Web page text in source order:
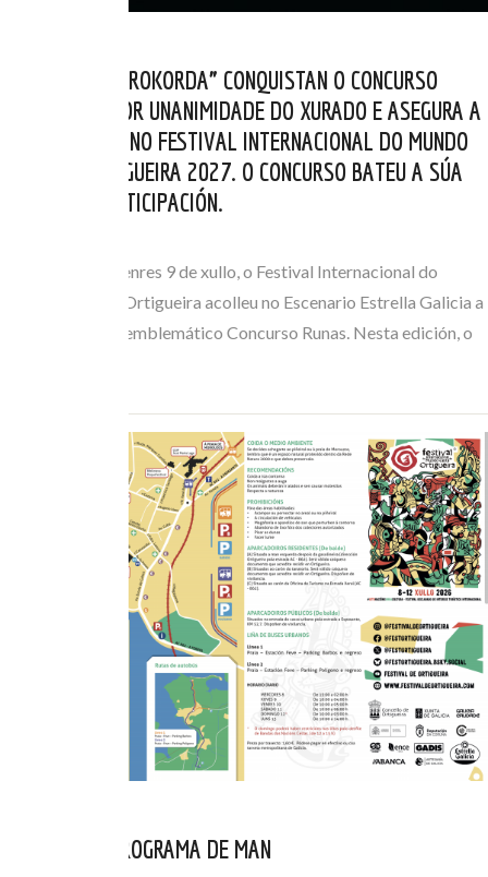
OS BELGAS “AÉROKORDA” CONQUISTAN O CONCURSO
RUNAS 2026 POR UNANIMIDADE DO XURADO E ASEGURA A
SÚA PRESENZA NO FESTIVAL INTERNACIONAL DO MUNDO
CELTA DE ORTIGUEIRA 2027. O CONCURSO BATEU A SÚA
MARCA DE PARTICIPACIÓN.
Na xornada do venres 9 de xullo, o Festival Internacional do
Mundo Celta de Ortigueira acolleu no Escenario Estrella Galicia a
gran final do seu emblemático Concurso Runas. Nesta edición, o
CONSULTA O PROGRAMA DE MAN